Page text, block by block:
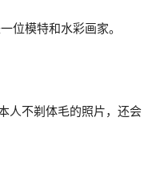
位模特和水彩画家。
人不剃体毛的照片，还会